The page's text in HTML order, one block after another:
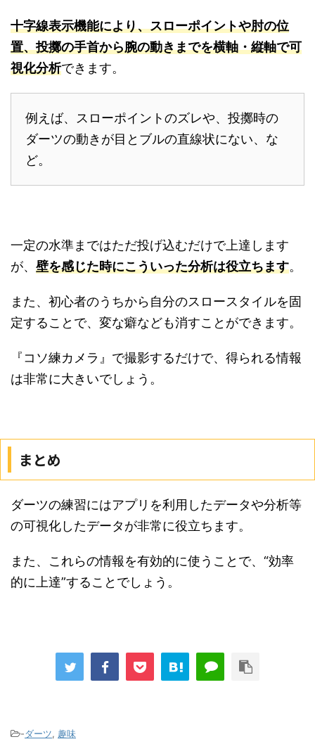
十字線表示機能により、スローポイントや肘の位
置、投擲の手首から腕の動きまでを横軸・縦軸で可
視化分析できます。
例えば、スローポイントのズレや、投擲時の
ダーツの動きが目とブルの直線状にない、な
ど。
一定の水準まではただ投げ込むだけで上達します
が、 壁を感じた時にこういった分析は役立ちます。
また、初心者のうちから自分のスロースタイルを固
定することで、変な癖なども消すことができます。
『コソ練カメラ』で撮影するだけで、得られる情報
は非常に大きいでしょう。
まとめ
ダーツの練習にはアプリを利用したデータや分析等
の可視化したデータが非常に役立ちます。
また、これらの情報を有効的に使うことで、“効率
的に上達”することでしょう。
-ダーツ, 趣味